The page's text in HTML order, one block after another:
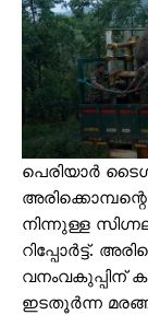
പെരിയാർ
നിന്നുള്ള
റിപ്പോർട്ട്.
വനംവകുപ്പിന്
ഇടതൂർന്ന